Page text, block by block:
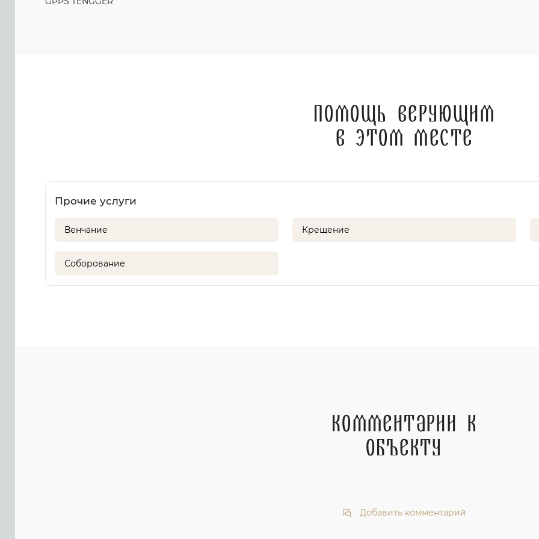
Помощь верующим
в этом месте
Прочие услуги
Венчание Крещение
Соборование
Комментарии к
объекту
Добавить комментарий